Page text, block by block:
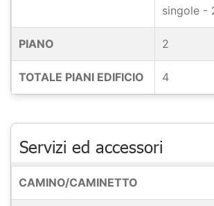
singole -
PIANO 2
TOTALE PIANI EDIFICIO 4
Servizi ed accessori
CAMINO/CAMINETTO